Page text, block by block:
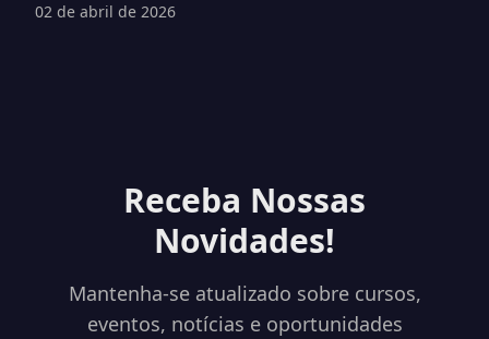
02 de abril de 2026
Receba Nossas
Novidades!
Mantenha-se atualizado sobre cursos,
eventos, notícias e oportunidades